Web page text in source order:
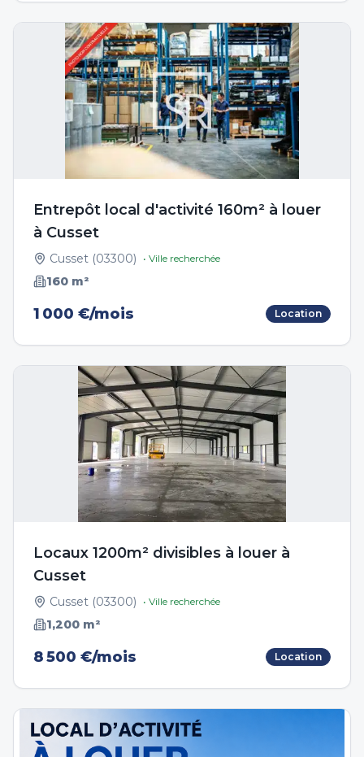
Entrepôt local d'activité 160m² à louer
à Cusset
Cusset (03300) • Ville recherchée
160 m²
1 000 €/mois Location
Locaux 1200m² divisibles à louer à
Cusset
Cusset (03300) • Ville recherchée
1,200 m²
8 500 €/mois Location